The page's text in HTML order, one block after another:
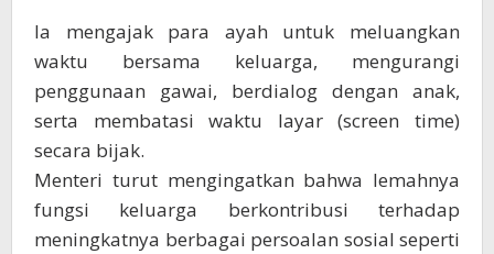
Ia mengajak para ayah untuk meluangkan
waktu bersama keluarga, mengurangi
penggunaan gawai, berdialog dengan anak,
serta membatasi waktu layar (screen time)
secara bijak.
Menteri turut mengingatkan bahwa lemahnya
fungsi keluarga berkontribusi terhadap
meningkatnya berbagai persoalan sosial seperti